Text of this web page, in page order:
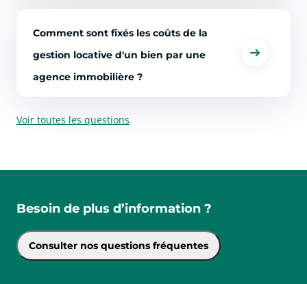
Comment sont fixés les coûts de la
gestion locative d'un bien par une
agence immobilière ?
Voir toutes les questions
Besoin de plus d’information ?
Consulter nos questions fréquentes